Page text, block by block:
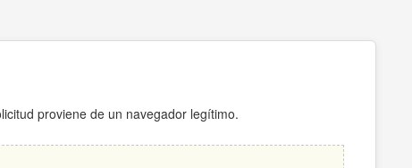
proviene de un navegador legítimo.